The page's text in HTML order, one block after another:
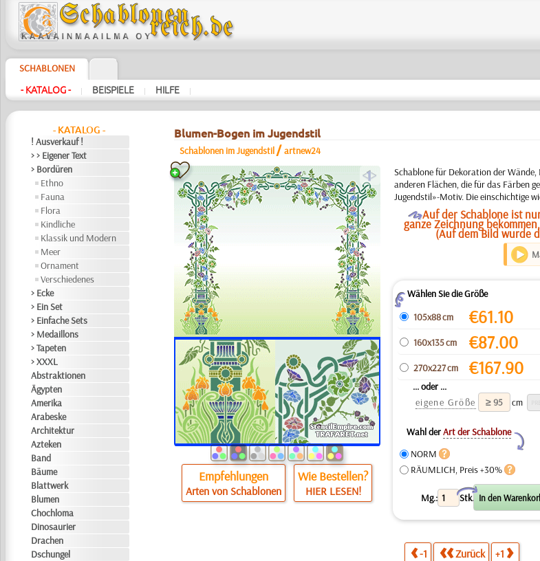
SCHABLONEN
- KATALOG - | BEISPIELE | HILFE |
- KATALOG -
! Ausverkauf !
> > Eigener Text
> Bordüren
Ethno
Fauna
Flora
Kindliche
Klassik und Modern
Meer
Ornament
Verschiedenes
> Ecke
> Ein Set
> Einfache Sets
> Medaillons
> Tapeten
> XXXL
Abstraktionen
Ägypten
Amerika
Arabeske
Architektur
Azteken
Band
Bäume
Blattwerk
Blumen
Chochloma
Dinosaurier
Drachen
Dschungel
Blumen-Bogen im Jugendstil
Schablonen im Jugendstil /artnew24
a
Empfehlungen
Arten von Schablonen
Wie Bestellen?
HIER LESEN!
Schablone für Dekoration der
anderen Flächen, die für das Färben
Jugendstil»-Motiv. Die einschichtige
OAuf der Schablone ist
ganze Zeichnung
(Auf dem Bild wurde
ZWählen Sie die Größe
105x88 cm
€61.10
160x135 cm €87.00
270x227 cm €167.90
... oder ...
eigene Größe
cm
Wahl derArt der Schablone
Y
NORM
RÄUMLICH, Preis +30%
Mg.: Stk.
X
-1 Zurück +1